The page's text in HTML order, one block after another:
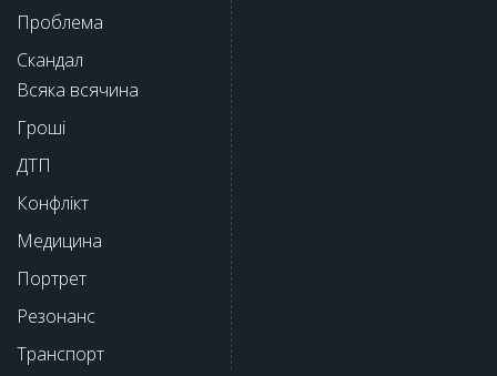
Проблема
Скандал
Всяка всячина
Гроші
ДТП
Конфлікт
Медицина
Портрет
Резонанс
Транспорт